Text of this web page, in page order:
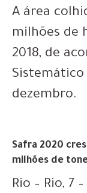
A área
milhões de
2018, de
Sistemático
dezembro.
Safra 2020
milhões de
Rio – Rio, 7